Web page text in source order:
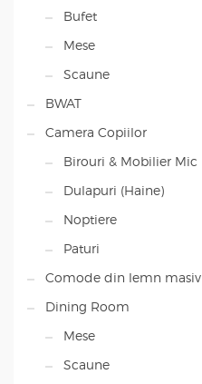
Bufet
Mese
Scaune
BWAT
Camera Copiilor
Birouri & Mobilier Mic
Dulapuri (Haine)
Noptiere
Paturi
Comode din lemn masiv
Dining Room
Mese
Scaune